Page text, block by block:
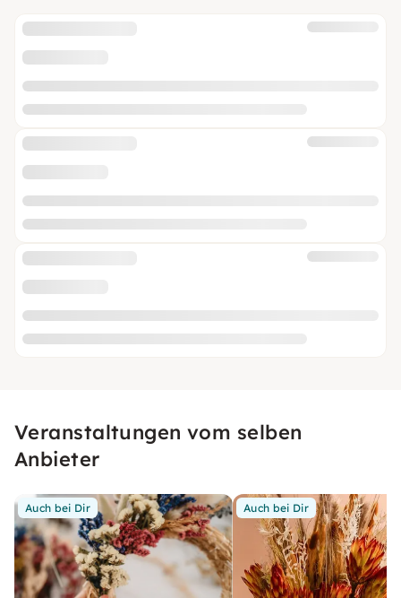
Veranstaltungen vom selben
Anbieter
Auch bei Dir Auch bei Dir